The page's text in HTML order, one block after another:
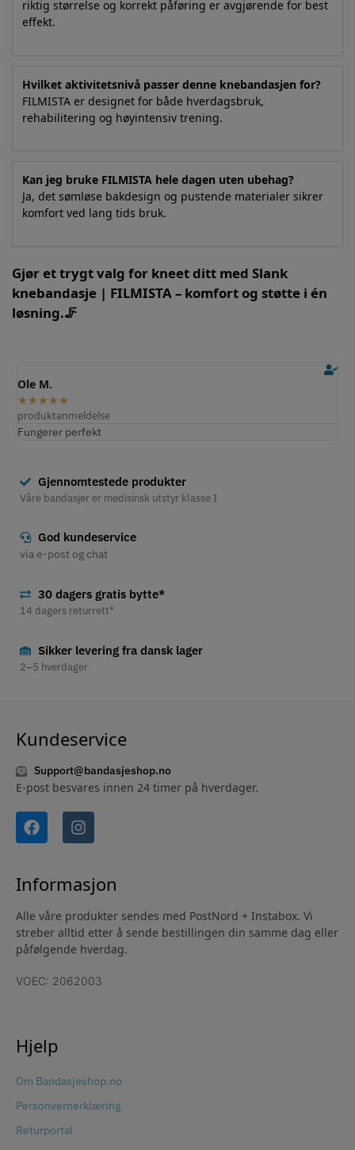
riktig størrelse og korrekt påføring er avgjørende for best
effekt.
Hvilket aktivitetsnivå passer denne knebandasjen for?
FILMISTA er designet for både hverdagsbruk,
rehabilitering og høyintensiv trening.
Kan jeg bruke FILMISTA hele dagen uten ubehag?
Ja, det sømløse bakdesign og pustende materialer sikrer
komfort ved lang tids bruk.
Gjør et trygt valg for kneet ditt med Slank
knebandasje | FILMISTA – komfort og støtte i én
løsning.🦵
Ole M.
★ ★ ★ ★ ★
produktanmeldelse
Fungerer perfekt
Gjennomtestede produkter
Våre bandasjer er medisinsk utstyr klasse I
God kundeservice
via e-post og chat
30 dagers gratis bytte*
14 dagers returrett*
Sikker levering fra dansk lager
2–5 hverdager
Kundeservice
Support@bandasjeshop.no
E-post besvares innen 24 timer på hverdager.
Informasjon
Alle våre produkter sendes med PostNord + Instabox. Vi
streber alltid etter å sende bestillingen din samme dag eller
påfølgende hverdag.
VOEC: 2062003
Hjelp
Om Bandasjeshop.no
Personvernerklæring
Returportal